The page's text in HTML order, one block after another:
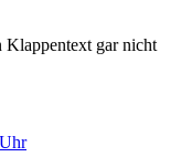
Klappentext gar nicht